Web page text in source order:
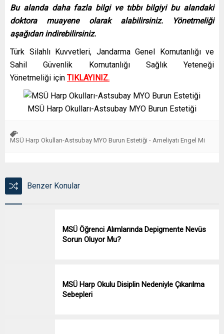
Bu alanda daha fazla bilgi ve tıbbı bilgiyi bu alandaki
doktora muayene olarak alabilirsiniz. Yönetmeliği
aşağıdan indirebilirsiniz.
Türk Silahlı Kuvvetleri, Jandarma Genel Komutanlığı ve
Sahil Güvenlik Komutanlığı Sağlık Yeteneği
Yönetmeliği için TIKLAYINIZ.
MSÜ Harp Okulları-Astsubay MYO Burun Estetiği
MSÜ Harp Okulları-Astsubay MYO Burun Estetiği - Ameliyatı Engel Mi
Benzer Konular
MSÜ Öğrenci Alımlarında Depigmente Nevüs
Sorun Oluyor Mu?
MSÜ Harp Okulu Disiplin Nedeniyle Çıkarılma
Sebepleri